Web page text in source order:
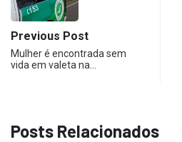
Previous Post
Mulher é encontrada sem
vida em valeta na…
Posts Relacionados